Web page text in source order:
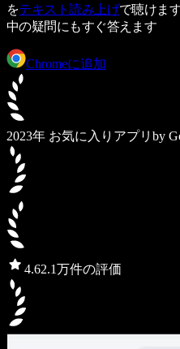
をテキスト読み上げで聴けま
中の疑問にもすぐ答えます
Chromeに追加
2023年 お気に入りアプリ by
4.62.1万件の評価